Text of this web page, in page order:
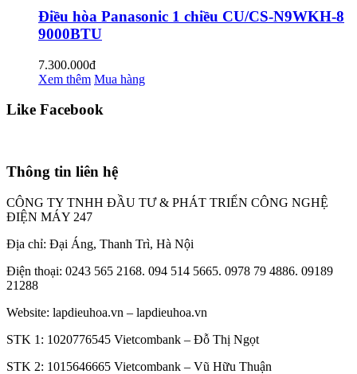
Điều hòa Panasonic 1 chiều CU/CS-N9WKH-8
9000BTU
7.300.000đ
Xem thêm Mua hàng
Like Facebook
Thông tin liên hệ
CÔNG TY TNHH ĐẦU TƯ & PHÁT TRIỂN CÔNG NGHỆ
ĐIỆN MÁY 247
Địa chỉ: Đại Áng, Thanh Trì, Hà Nội
Điện thoại: 0243 565 2168. 094 514 5665. 0978 79 4886. 09189
21288
Website: lapdieuhoa.vn – lapdieuhoa.vn
STK 1: 1020776545 Vietcombank – Đỗ Thị Ngọt
STK 2: 1015646665 Vietcombank – Vũ Hữu Thuận